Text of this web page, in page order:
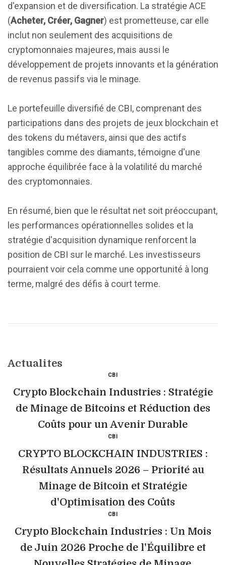
d'expansion et de diversification. La stratégie ACE
(Acheter, Créer, Gagner) est prometteuse, car elle
inclut non seulement des acquisitions de
cryptomonnaies majeures, mais aussi le
développement de projets innovants et la génération
de revenus passifs via le minage.
Le portefeuille diversifié de CBI, comprenant des
participations dans des projets de jeux blockchain et
des tokens du métavers, ainsi que des actifs
tangibles comme des diamants, témoigne d'une
approche équilibrée face à la volatilité du marché
des cryptomonnaies.
En résumé, bien que le résultat net soit préoccupant,
les performances opérationnelles solides et la
stratégie d'acquisition dynamique renforcent la
position de CBI sur le marché. Les investisseurs
pourraient voir cela comme une opportunité à long
terme, malgré des défis à court terme.
Actualites
CBI
Crypto Blockchain Industries : Stratégie
de Minage de Bitcoins et Réduction des
Coûts pour un Avenir Durable
CBI
CRYPTO BLOCKCHAIN INDUSTRIES :
Résultats Annuels 2026 – Priorité au
Minage de Bitcoin et Stratégie
d'Optimisation des Coûts
CBI
Crypto Blockchain Industries : Un Mois
de Juin 2026 Proche de l'Équilibre et